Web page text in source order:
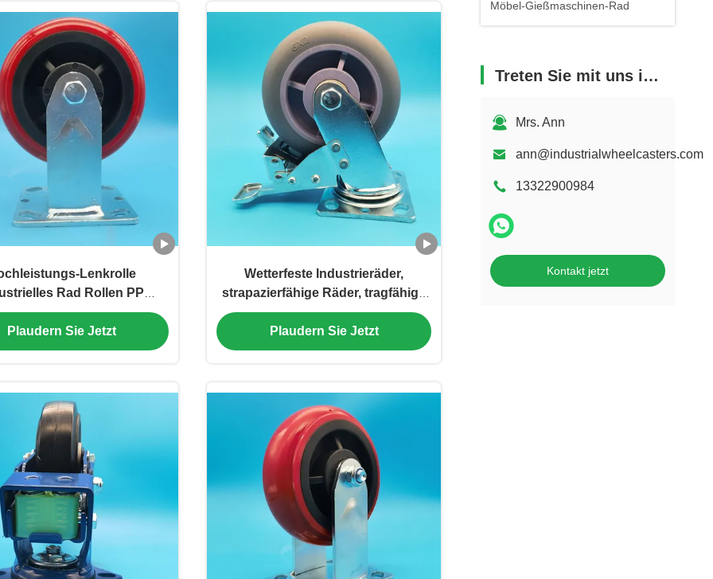
Möbel-Gießmaschinen-Rad
Treten Sie mit uns in Verbindung
Mrs. Ann
ann@industrialwheelcasters.com
13322900984
Kontakt jetzt
Lenkrolle
Rad Rollen PP
4" Seitenbremse Fest
Bremse Einzelrad für
Einkaufswagen
Plaudern Sie Jetzt
Wetterfeste Industrieräder,
strapazierfähige Räder, tragfähige
TPR-Rollen, einzeln, 8 Zoll,
feststellbar, starr, schwenkbar für
den gewerblichen Einzelhandel
Plaudern Sie Jetzt